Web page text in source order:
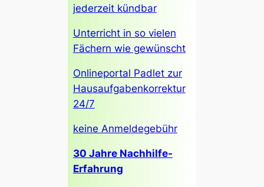
jederzeit kündbar
Unterricht in so vielen
Fächern wie gewünscht
Onlineportal Padlet zur
Hausaufgabenkorrektur
24/7
keine Anmeldegebühr
30 Jahre Nachhilfe-
Erfahrung